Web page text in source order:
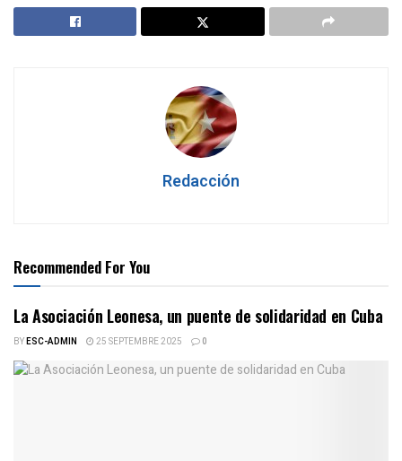
Redacción
Recommended For You
La Asociación Leonesa, un puente de solidaridad en Cuba
BYESC-ADMIN 25 SEPTEMBRE 2025 0